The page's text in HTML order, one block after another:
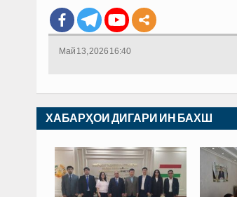
Май 13, 2026 16:40
ХАБАРҲОИ ДИГАРИ ИН БАХШ